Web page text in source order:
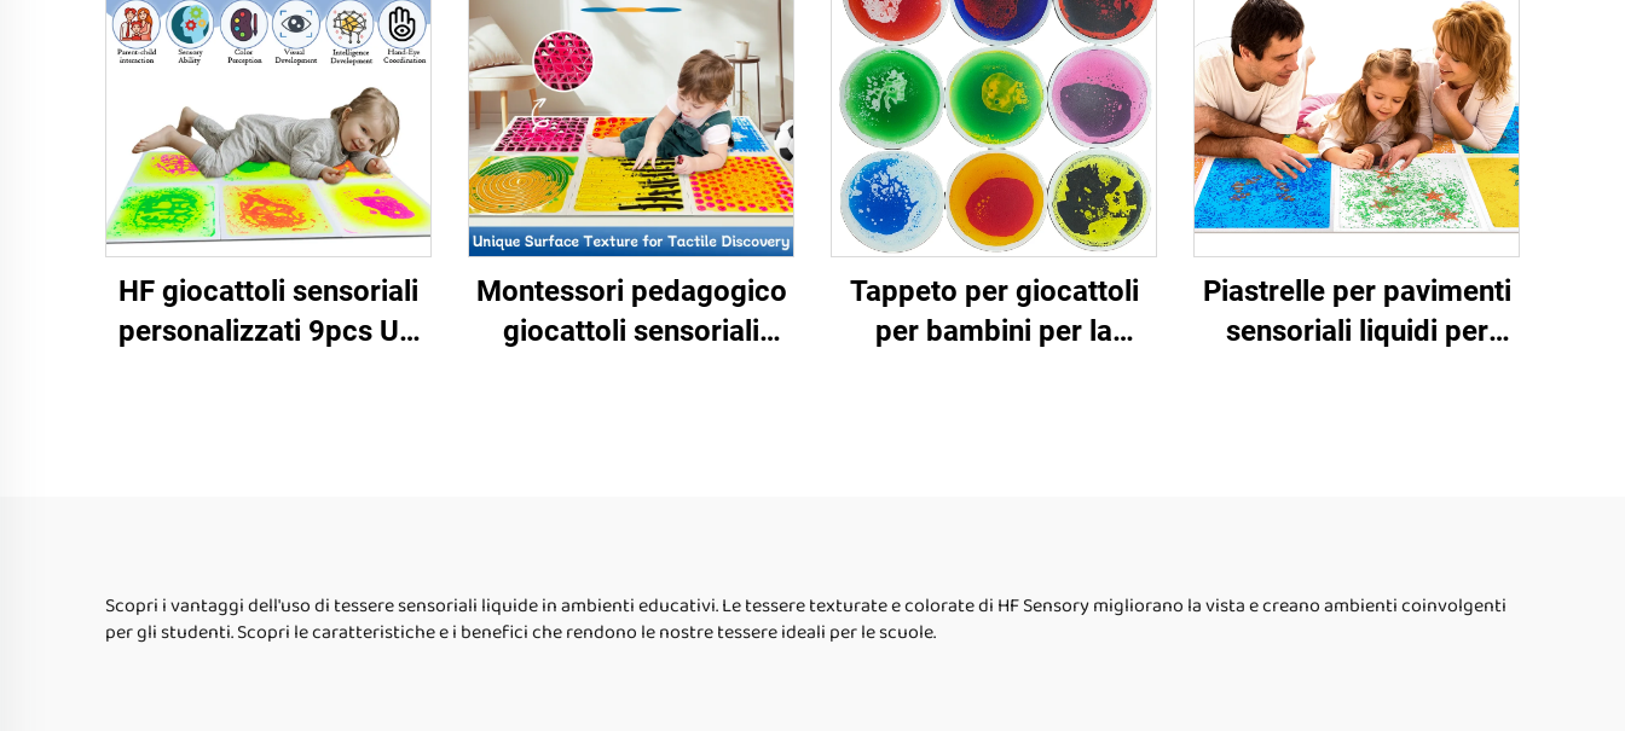
HF giocattoli sensoriali
personalizzati 9pcs UV
Montessori pedagogico
giocattoli sensoriali
Tappeto per giocattoli
per bambini per la
Piastrelle per pavimenti
sensoriali liquidi per
Scopri i vantaggi dell'uso di tessere sensoriali liquide in ambienti educativi. Le tessere texturate e colorate di HF Sensory migliorano la vista e creano ambienti coinvolgenti
per gli studenti. Scopri le caratteristiche e i benefici che rendono le nostre tessere ideali per le scuole.